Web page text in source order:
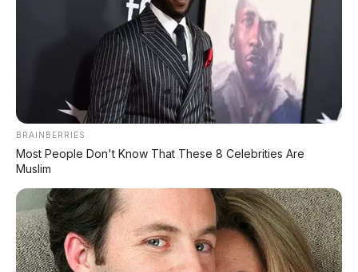
DIJUAL: Suzuki Swift GX 2013 Manual – Hitam
Legam, Low KM 100 Ribu, Pajak Panjang!
Kondisi Istimewa di Denpasar
DIJUAL: Nissan Serena HWS Matic 2017 –
Kondisi Istimewa, Hanya 68.000 KM! Siap Pakai
di Denpasar
DIJUAL : Xpander Ultimate 2019 Matic Surat
Bali – Kondisi Istimewa, KM 37.000
BRAINBERRIES
Most People Don't Know That These 8 Celebrities Are
Muslim